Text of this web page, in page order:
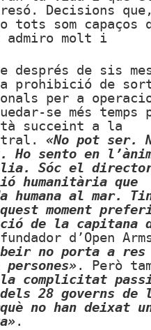
Decisions
tots som capaços
admiro molt i
després de sis
prohibició de
per a
se més temps
succeint a la
«No pot ser.
Ho sento en
Sóc el
humanitària que
al mar.
moment
de la capitana
d’Open
no porta a res
. Però
la complicitat
28 governs de
no han deixat
.